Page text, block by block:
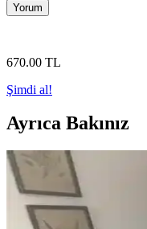
Yorum
670.00 TL
Şimdi al!
Ayrıca Bakınız
Odanızı Daha
Odanın sıcak ve konforlu